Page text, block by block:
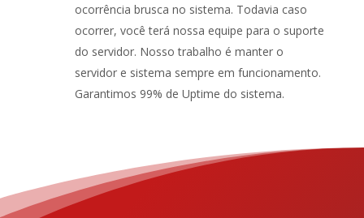
ocorrência brusca no sistema. Todavia caso
ocorrer, você terá nossa equipe para o suporte
do servidor. Nosso trabalho é manter o
servidor e sistema sempre em funcionamento.
Garantimos 99% de Uptime do sistema.